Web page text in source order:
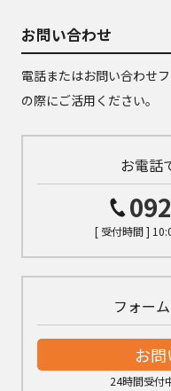
お問い合わせ
電話またはお問い合わせ
の際にご活用ください。
お電話
[ 受付時間 ]
フォー
お
24時間受付